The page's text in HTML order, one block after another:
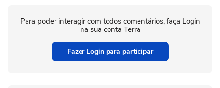
Para poder interagir com todos comentários, faça Login
na sua conta Terra
Fazer Login para participar